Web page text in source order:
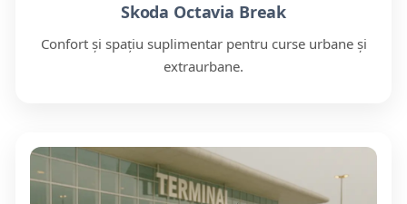
Skoda Octavia Break
Confort și spațiu suplimentar pentru curse urbane și
extraurbane.